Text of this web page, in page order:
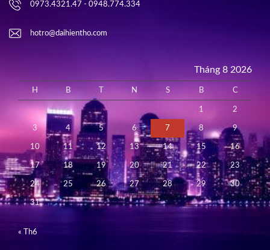
0973.4321.47 - 0948.774.334
hotro@daihientho.com
Tháng 8 2026
H B N S B C
1 2
3 4 5 6 7 8 9
10 11 12 13 14 15 16
17 18 19 20 21 22 23
24 25 26 27 28 29 30
31
« Th6